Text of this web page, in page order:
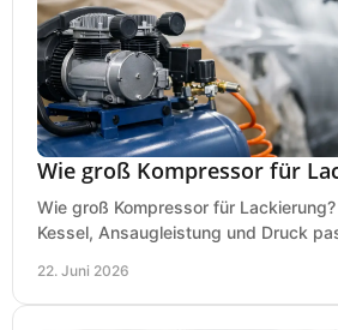
Wie groß Kompressor für
Wie groß Kompressor für
Kessel, Ansaugleistung und Druck
22. Juni 2026